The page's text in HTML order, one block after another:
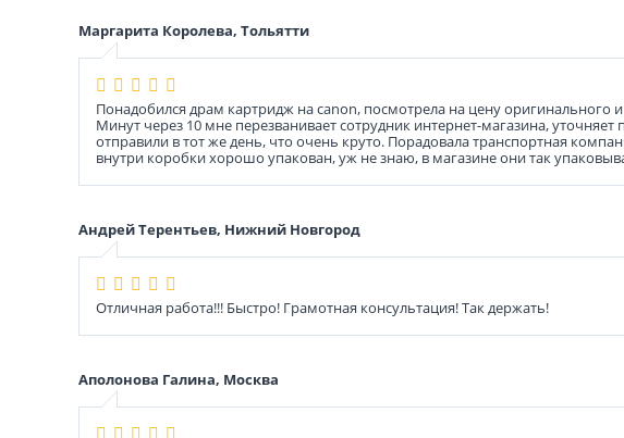
Маргарита Королева, Тольятти
Понадобился драм картридж на canon, посмотрела на цену оригинального
Минут через 10 мне перезванивает сотрудник интернет-магазина,
отправили в тот же день, что очень круто. Порадовала транспортная
внутри коробки хорошо упакован, уж не знаю, в магазине они так
Андрей Терентьев, Нижний Новгород
Отличная работа!!! Быстро! Грамотная консультация! Так держать!
Аполонова Галина, Москва